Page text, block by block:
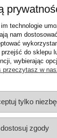
które spełnia
– BOA® to
klamer i zapięć
bez
Pomoc
Moje konto
i dostawa
technologie
nam
do sklepu
wybierając
przeczytasz w
tylko
dostosuj zgody